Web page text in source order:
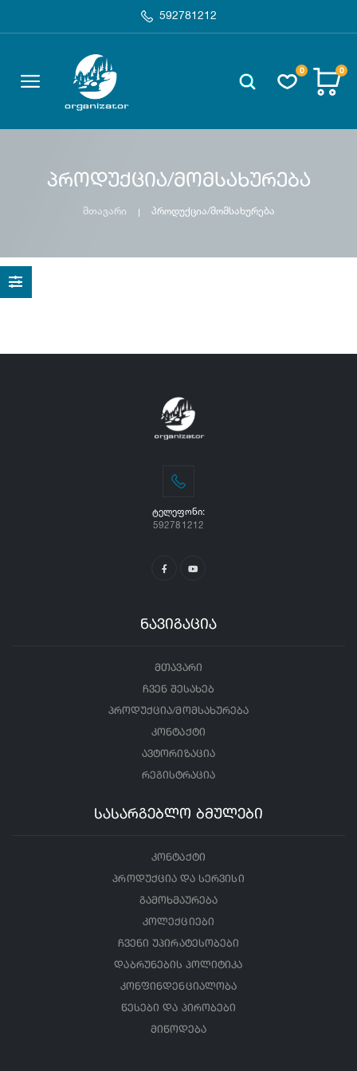
592781212
0 0
პროდუქცია/მომსახურება
მთავარი პროდუქცია/მომსახურება
ᲢᲔᲚᲔᲤᲝᲜᲘ:
592781212
ნავიგაცია
მთავარი
ჩვენ შესახებ
პროდუქცია/მომსახურება
კონტაქტი
ავტორიზაცია
რეგისტრაცია
სასარგებლო ბმულები
კონტაქტი
პროდუქცია და სერვისი
გამოხმაურება
კოლექციები
ჩვენი უპირატესობები
დაბრუნების პოლიტიკა
კონფინდენციალობა
წესები და პირობები
მიწოდება